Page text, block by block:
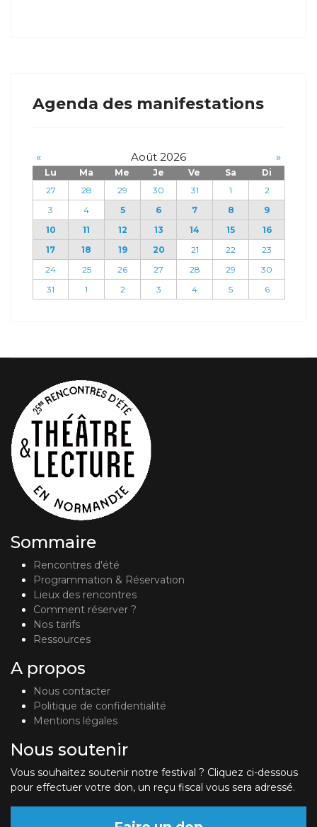
Agenda des manifestations
« Août 2026 »
Lu Ma Me Je Ve Sa
Di
27
28 29 30 31 1
2
3
4 5 6 7 8
9
10
11 12 13 14 15
16
17
18 19 20 21 22
23
24
25 26 27 28 29
30
31
1 2 3 4 5 6
Sommaire
Rencontres d'été
Programmation & Réservation
Lieux des rencontres
Comment réserver ?
Nos tarifs
Ressources
A propos
Nous contacter
Politique de confidentialité
Mentions légales
Nous soutenir
Vous souhaitez soutenir notre festival ? Cliquez ci-dessous
pour effectuer votre don, un reçu fiscal vous sera adressé.